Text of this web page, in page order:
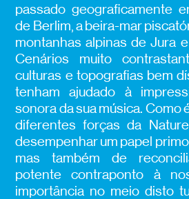
passado geograficamente
de Berlim, a beira-mar
montanhas alpinas de Jura
Cenários muito
culturas e topografias bem
tenham ajudado à
sonora da sua música. Como
diferentes forças da
desempenhar um papel
mas também de
potente contraponto à
importância no meio disto